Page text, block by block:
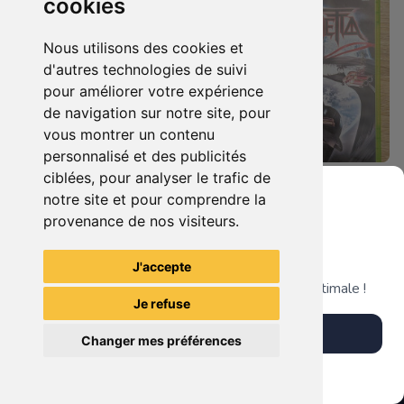
cookies
Nous utilisons des cookies et
d'autres technologies de suivi
pour améliorer votre expérience
de navigation sur notre site, pour
vous montrer un contenu
personnalisé et des publicités
ciblées, pour analyser le trafic de
notre site et pour comprendre la
provenance de nos visiteurs.
J'accepte
Je refuse
Changer mes préférences
7.90 € 0
Duo : The Elder Scrolls Iv - Oblivion + Bioshock Xbox 360
9.90 €
Bayonetta Xbox 360
TheGamingR83
Grenier du Geek
Télécharge notre app pour une expérience optimale !
Télécharger l'app